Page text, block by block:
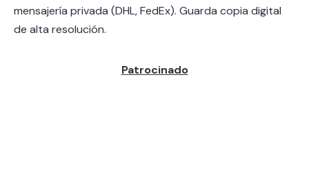
mensajería privada (DHL, FedEx). Guarda copia digital
de alta resolución.